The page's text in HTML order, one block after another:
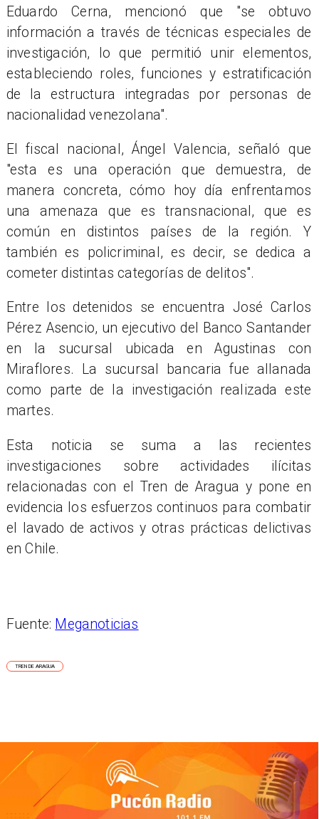
Eduardo Cerna, mencionó que "se obtuvo
información a través de técnicas especiales de
investigación, lo que permitió unir elementos,
estableciendo roles, funciones y estratificación
de la estructura integradas por personas de
nacionalidad venezolana".
El fiscal nacional, Ángel Valencia, señaló que
"esta es una operación que demuestra, de
manera concreta, cómo hoy día enfrentamos
una amenaza que es transnacional, que es
común en distintos países de la región. Y
también es policriminal, es decir, se dedica a
cometer distintas categorías de delitos".
Entre los detenidos se encuentra José Carlos
Pérez Asencio, un ejecutivo del Banco Santander
en la sucursal ubicada en Agustinas con
Miraflores. La sucursal bancaria fue allanada
como parte de la investigación realizada este
martes.
Esta noticia se suma a las recientes
investigaciones sobre actividades ilícitas
relacionadas con el Tren de Aragua y pone en
evidencia los esfuerzos continuos para combatir
el lavado de activos y otras prácticas delictivas
en Chile.
Fuente: Meganoticias
TREN DE ARAGUA